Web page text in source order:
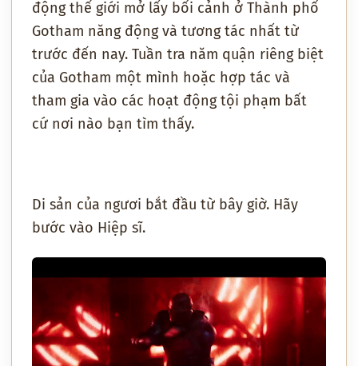
động thế giới mở lấy bối cảnh ở Thành phố
Gotham năng động và tương tác nhất từ
trước đến nay. Tuần tra năm quận riêng biệt
của Gotham một mình hoặc hợp tác và
tham gia vào các hoạt động tội phạm bất
cứ nơi nào bạn tìm thấy.
Di sản của ngươi bắt đầu từ bây giờ. Hãy
bước vào Hiệp sĩ.